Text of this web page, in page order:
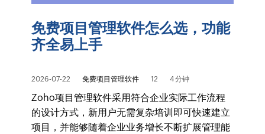
免费项目管理软件怎么选，功能
齐全易上手
2026-07-22 免费项目管理软件 12 4 分钟
Zoho项目管理软件采用符合企业实际工作流程
的设计方式，新用户无需复杂培训即可快速建立
项目，并能够随着企业业务增长不断扩展管理能